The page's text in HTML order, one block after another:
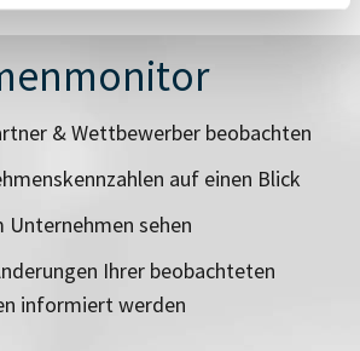
& Wettbewerber beobachten
auf einen Blick
Unternehmen sehen
Ihrer beobachteten
informiert werden